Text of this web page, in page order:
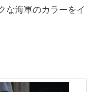
な海軍のカラーをイ